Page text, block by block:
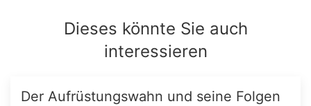
Dieses könnte Sie auch
interessieren
Der Aufrüstungswahn und seine Folgen